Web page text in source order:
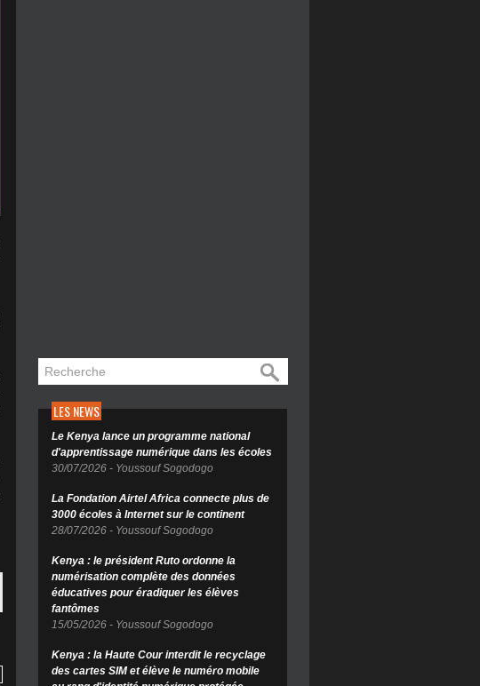
LES NEWS
Le Kenya lance un programme national
d'apprentissage numérique dans les écoles
30/07/2026 - Youssouf Sogodogo
La Fondation Airtel Africa connecte plus de
3000 écoles à Internet sur le continent
28/07/2026 - Youssouf Sogodogo
Kenya : le président Ruto ordonne la
numérisation complète des données
éducatives pour éradiquer les élèves
fantômes
15/05/2026 - Youssouf Sogodogo
Kenya : la Haute Cour interdit le recyclage
des cartes SIM et élève le numéro mobile